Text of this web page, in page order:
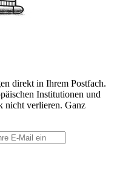
direkt in Ihrem Postfach.
Institutionen und
nicht verlieren. Ganz